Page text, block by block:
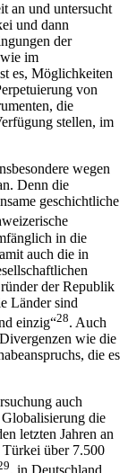
an und untersucht
und dann
der
im
es, Möglichkeiten
von
die
stellen, im
wegen
Denn die
geschichtliche
in die
auch die in
der Republik
Länder sind
einzig“28. Auch
wie die
die es
auch
die
letzten Jahren an
Türkei über 7.500